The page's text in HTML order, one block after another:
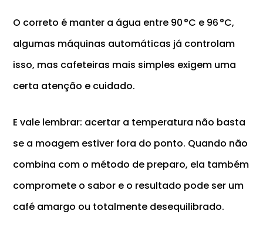
O correto é manter a água entre 90 °C e 96 °C,
algumas máquinas automáticas já controlam
isso, mas cafeteiras mais simples exigem uma
certa atenção e cuidado.
E vale lembrar: acertar a temperatura não basta
se a moagem estiver fora do ponto. Quando não
combina com o método de preparo, ela também
compromete o sabor e o resultado pode ser um
café amargo ou totalmente desequilibrado.